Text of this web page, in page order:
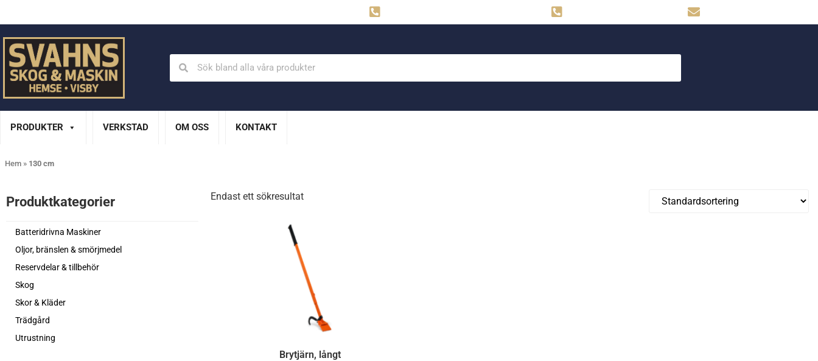
PRODUKTER VERKSTAD OM OSS KONTAKT
Hem » 130 cm
Produktkategorier​
Batteridrivna Maskiner
Oljor, bränslen & smörjmedel
Reservdelar & tillbehör
Skog
Skor & Kläder
Trädgård
Utrustning
Endast ett sökresultat
Brytjärn, långt